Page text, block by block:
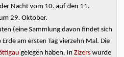
Nacht vom 10. auf den 11.
29. Oktober.
(eine Sammlung davon findet sich
am ersten Tag vierzehn Mal. Die
gelegen haben. In Zizers wurde